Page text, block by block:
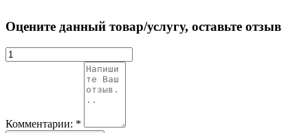
Оцените данный товар/услугу, оставьте отзыв
Комментарии: *